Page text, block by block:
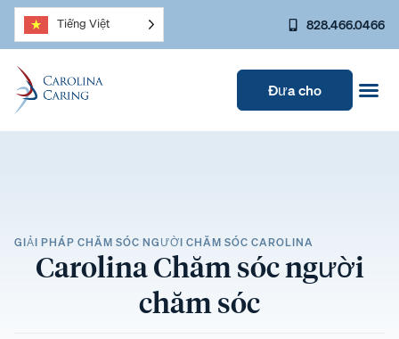
Tiếng Việt 828.466.0466
Đưa cho
GIẢI PHÁP CHĂM SÓC NGƯỜI CHĂM SÓC CAROLINA
Carolina Chăm sóc người
chăm sóc